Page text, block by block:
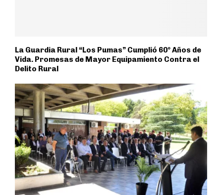
La Guardia Rural “Los Pumas” Cumplió 60º Años de
Vida. Promesas de Mayor Equipamiento Contra el
Delito Rural